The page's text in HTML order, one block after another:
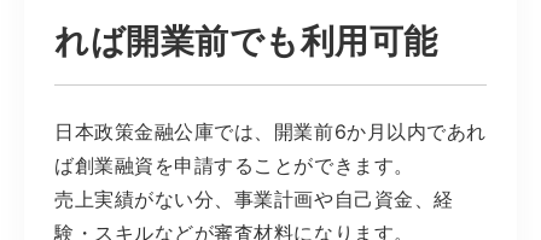
れば開業前でも利用可能
日本政策金融公庫では、開業前6か月以内であれ
ば創業融資を申請することができます。
売上実績がない分、事業計画や自己資金、経
験・スキルなどが審査材料になります。